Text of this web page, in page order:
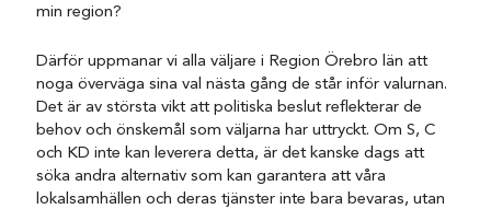
min region?
Därför uppmanar vi alla väljare i Region Örebro län att
noga överväga sina val nästa gång de står inför valurnan.
Det är av största vikt att politiska beslut reflekterar de
behov och önskemål som väljarna har uttryckt. Om S, C
och KD inte kan leverera detta, är det kanske dags att
söka andra alternativ som kan garantera att våra
lokalsamhällen och deras tjänster inte bara bevaras, utan